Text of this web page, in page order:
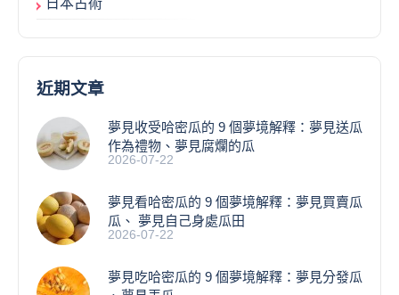
近期文章
夢見收受哈密瓜的 9 個夢境解釋：夢見送瓜
作為禮物、夢見腐爛的瓜
2026-07-22
夢見看哈密瓜的 9 個夢境解釋：夢見買賣瓜
瓜、 夢見自己身處瓜田
2026-07-22
夢見吃哈密瓜的 9 個夢境解釋：夢見分發瓜